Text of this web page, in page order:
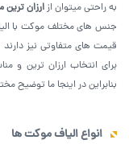
به راحتی میتوان ازارزان
جنس های مختلف موکت با
قیمت های متفاوتی نیز
برای انتخاب ارزان ترین و
بنابراین در اینجا ما توضیح
انواع الیاف موکت ها